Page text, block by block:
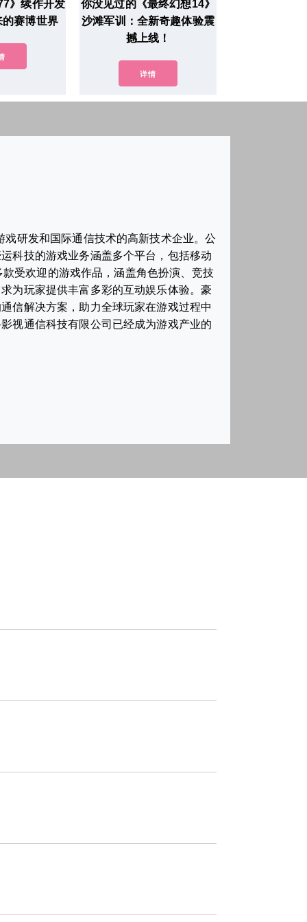
》续作开发
赛博世界
你没见过的《最终幻想14》
沙滩军训：全新奇趣体验震
撼上线！
详情
戏研发和国际通信技术的高新技术企业。公
科技的游戏业务涵盖多个平台，包括移动
受欢迎的游戏作品，涵盖角色扮演、竞技
为玩家提供丰富多彩的互动娱乐体验。豪
信解决方案，助力全球玩家在游戏过程中
视通信科技有限公司已经成为游戏产业的